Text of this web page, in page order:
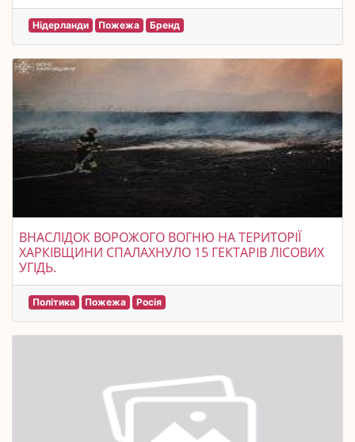
Нідерланди Пожежа Бренд
ВНАСЛІДОК ВОРОЖОГО ВОГНЮ НА ТЕРИТОРІЇ
ХАРКІВЩИНИ СПАЛАХНУЛО 15 ГЕКТАРІВ ЛІСОВИХ
УГІДЬ.
Політика Пожежа Росія